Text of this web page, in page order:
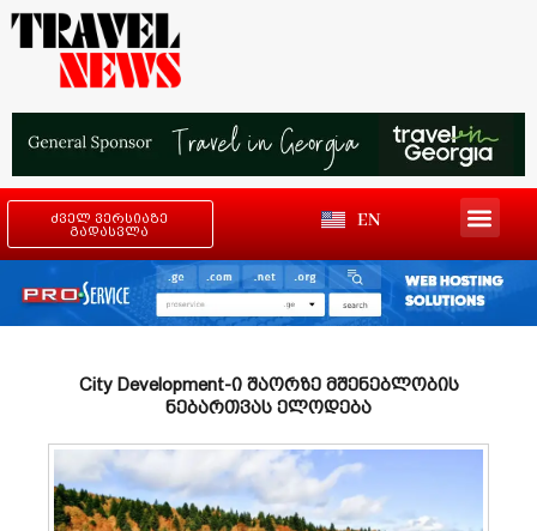
ძველ ვერსიაზე
გადასვლა
EN
City Development-ი შაორზე მშენებლობის
ნებართვას ელოდება